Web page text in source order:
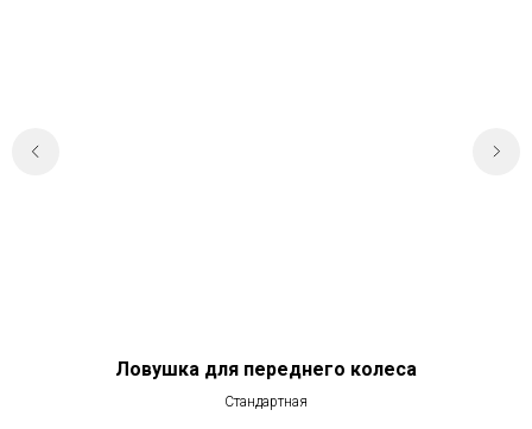
Ловушка для переднего колеса
Стандартная